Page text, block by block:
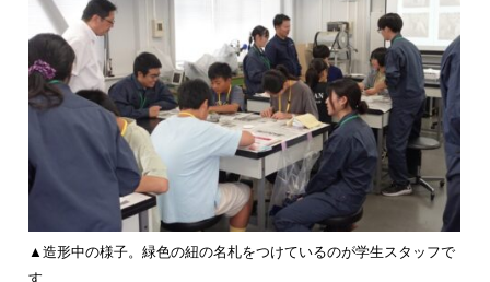
▲造形中の様子。緑色の紐の名札をつけているのが学生スタッフで
す